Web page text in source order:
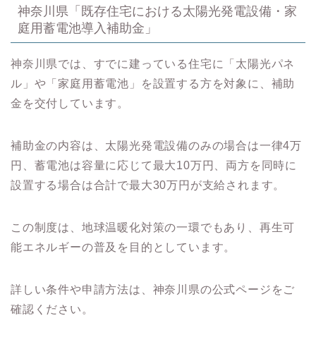
神奈川県「既存住宅における太陽光発電設備・家
庭用蓄電池導入補助金」
神奈川県では、すでに建っている住宅に「太陽光パネ
ル」や「家庭用蓄電池」を設置する方を対象に、補助
金を交付しています。
補助金の内容は、太陽光発電設備のみの場合は一律4万
円、蓄電池は容量に応じて最大10万円、両方を同時に
設置する場合は合計で最大30万円が支給されます。
この制度は、地球温暖化対策の一環でもあり、再生可
能エネルギーの普及を目的としています。
詳しい条件や申請方法は、神奈川県の公式ページをご
確認ください。